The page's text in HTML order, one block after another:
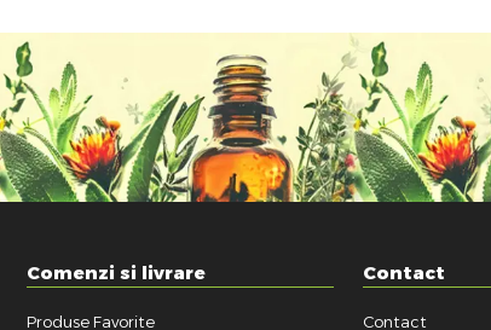
Comenzi si livrare
Produse Favorite
Contact
Contact